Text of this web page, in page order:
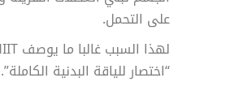
على التحمل.
“اختصار للياقة البدنية الكاملة”.